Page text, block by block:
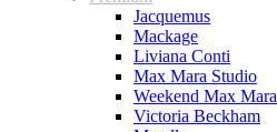
Jacquemus
Mackage
Liviana Conti
Max Mara Studio
Weekend Max Mara
Victoria Beckham